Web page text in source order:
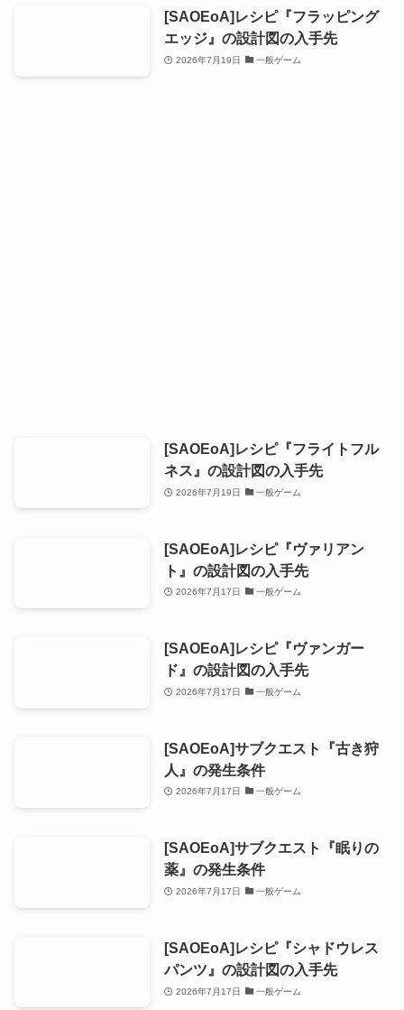
[SAOEoA]レシピ『フラッピング
エッジ』の設計図の入手先
2026年7月19日 一般ゲーム
[SAOEoA]レシピ『フライトフル
ネス』の設計図の入手先
2026年7月19日 一般ゲーム
[SAOEoA]レシピ『ヴァリアン
ト』の設計図の入手先
2026年7月17日 一般ゲーム
[SAOEoA]レシピ『ヴァンガー
ド』の設計図の入手先
2026年7月17日 一般ゲーム
[SAOEoA]サブクエスト『古き狩
人』の発生条件
2026年7月17日 一般ゲーム
[SAOEoA]サブクエスト『眠りの
薬』の発生条件
2026年7月17日 一般ゲーム
[SAOEoA]レシピ『シャドウレス
パンツ』の設計図の入手先
2026年7月17日 一般ゲーム